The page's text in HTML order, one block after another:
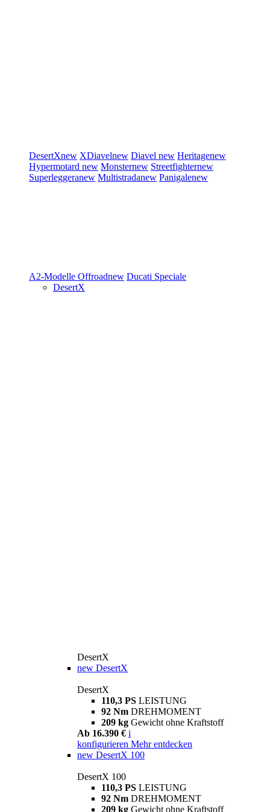
DesertXnew XDiavelnew Diavel new Heritagenew
Hypermotard new Monsternew Streetfighternew
Superleggeranew Multistradanew Panigalenew
A2-Modelle Offroadnew Ducati Speciale
DesertX
DesertX
new DesertX
DesertX
110,3 PS LEISTUNG
92 Nm DREHMOMENT
209 kg Gewicht ohne Kraftstoff
Ab 16.390 € i
konfigurieren Mehr entdecken
new DesertX 100
DesertX 100
110,3 PS LEISTUNG
92 Nm DREHMOMENT
209 kg Gewicht ohne Kraftstoff